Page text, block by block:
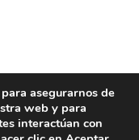
asegurarnos de
web y para
interactúan con